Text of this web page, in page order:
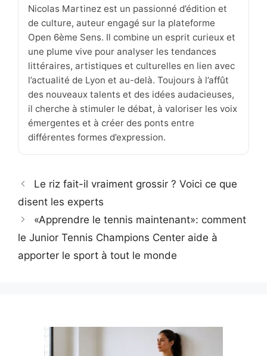
Nicolas Martinez est un passionné d’édition et
de culture, auteur engagé sur la plateforme
Open 6ème Sens. Il combine un esprit curieux et
une plume vive pour analyser les tendances
littéraires, artistiques et culturelles en lien avec
l’actualité de Lyon et au-delà. Toujours à l’affût
des nouveaux talents et des idées audacieuses,
il cherche à stimuler le débat, à valoriser les voix
émergentes et à créer des ponts entre
différentes formes d’expression.
Le riz fait-il vraiment grossir ? Voici ce que
disent les experts
«Apprendre le tennis maintenant»: comment
le Junior Tennis Champions Center aide à
apporter le sport à tout le monde